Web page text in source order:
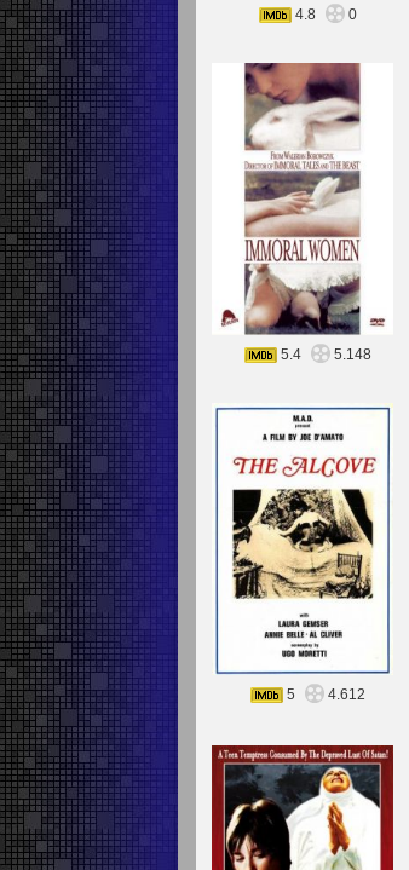
4.8 0
5.4
5.148
5
4.612